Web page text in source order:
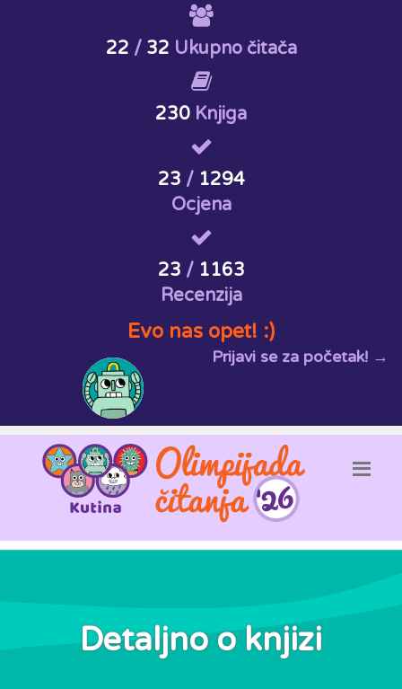
22 / 32 Ukupno čitača
230 Knjiga
23 / 1294
Ocjena
23 / 1163
Recenzija
Evo nas opet! :)
Prijavi se za početak! →
Detaljno o knjizi